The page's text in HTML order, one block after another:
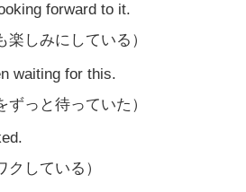
forward to it.
楽しみにしている）
waiting for this.
ずっと待っていた）
クしている）